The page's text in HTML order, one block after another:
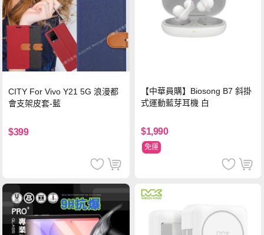
CITY For Vivo Y21 5G 浪漫都
會支架皮套-藍
$399
【中華員購】Biosong B7 斜掛
式運動藍芽耳機 白
$1,990
免運